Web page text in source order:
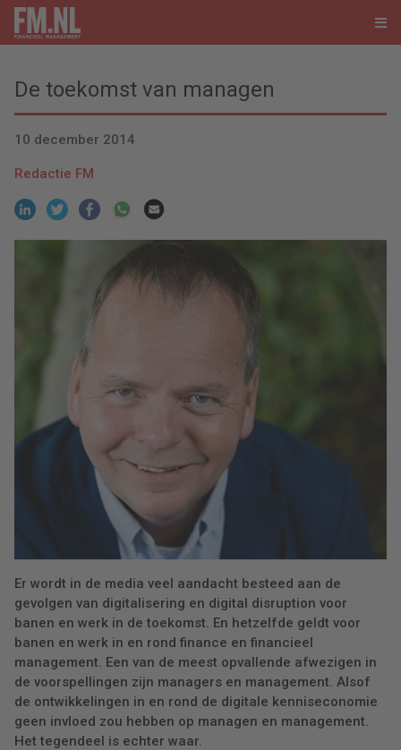
De toekomst van managen
10 december 2014
Redactie FM
Er wordt in de media veel aandacht besteed aan de
gevolgen van digitalisering en digital disruption voor
banen en werk in de toekomst. En hetzelfde geldt voor
banen en werk in en rond finance en financieel
management. Een van de meest opvallende afwezigen in
de voorspellingen zijn managers en management. Alsof
de ontwikkelingen in en rond de digitale kenniseconomie
geen invloed zou hebben op managen en management.
Het tegendeel is echter waar.